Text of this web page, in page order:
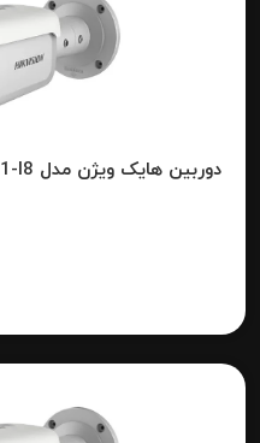
دوربین هایک ویژن مدل DS-2CD2T85G1-I8